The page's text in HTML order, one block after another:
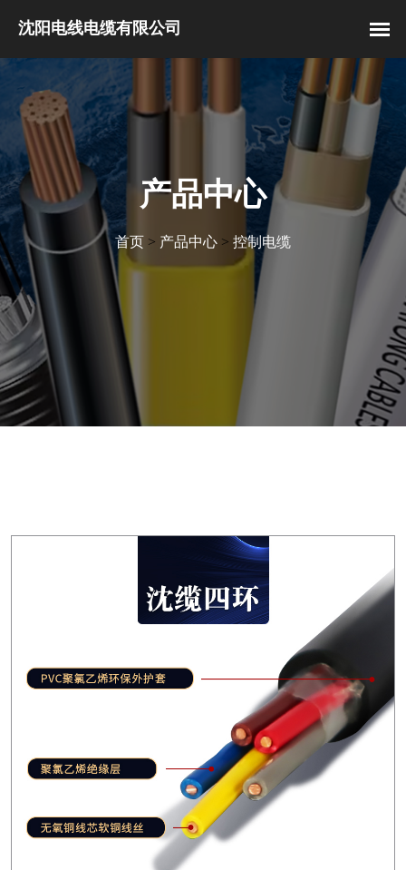
产品中心
首页 > 产品中心 > 控制电缆